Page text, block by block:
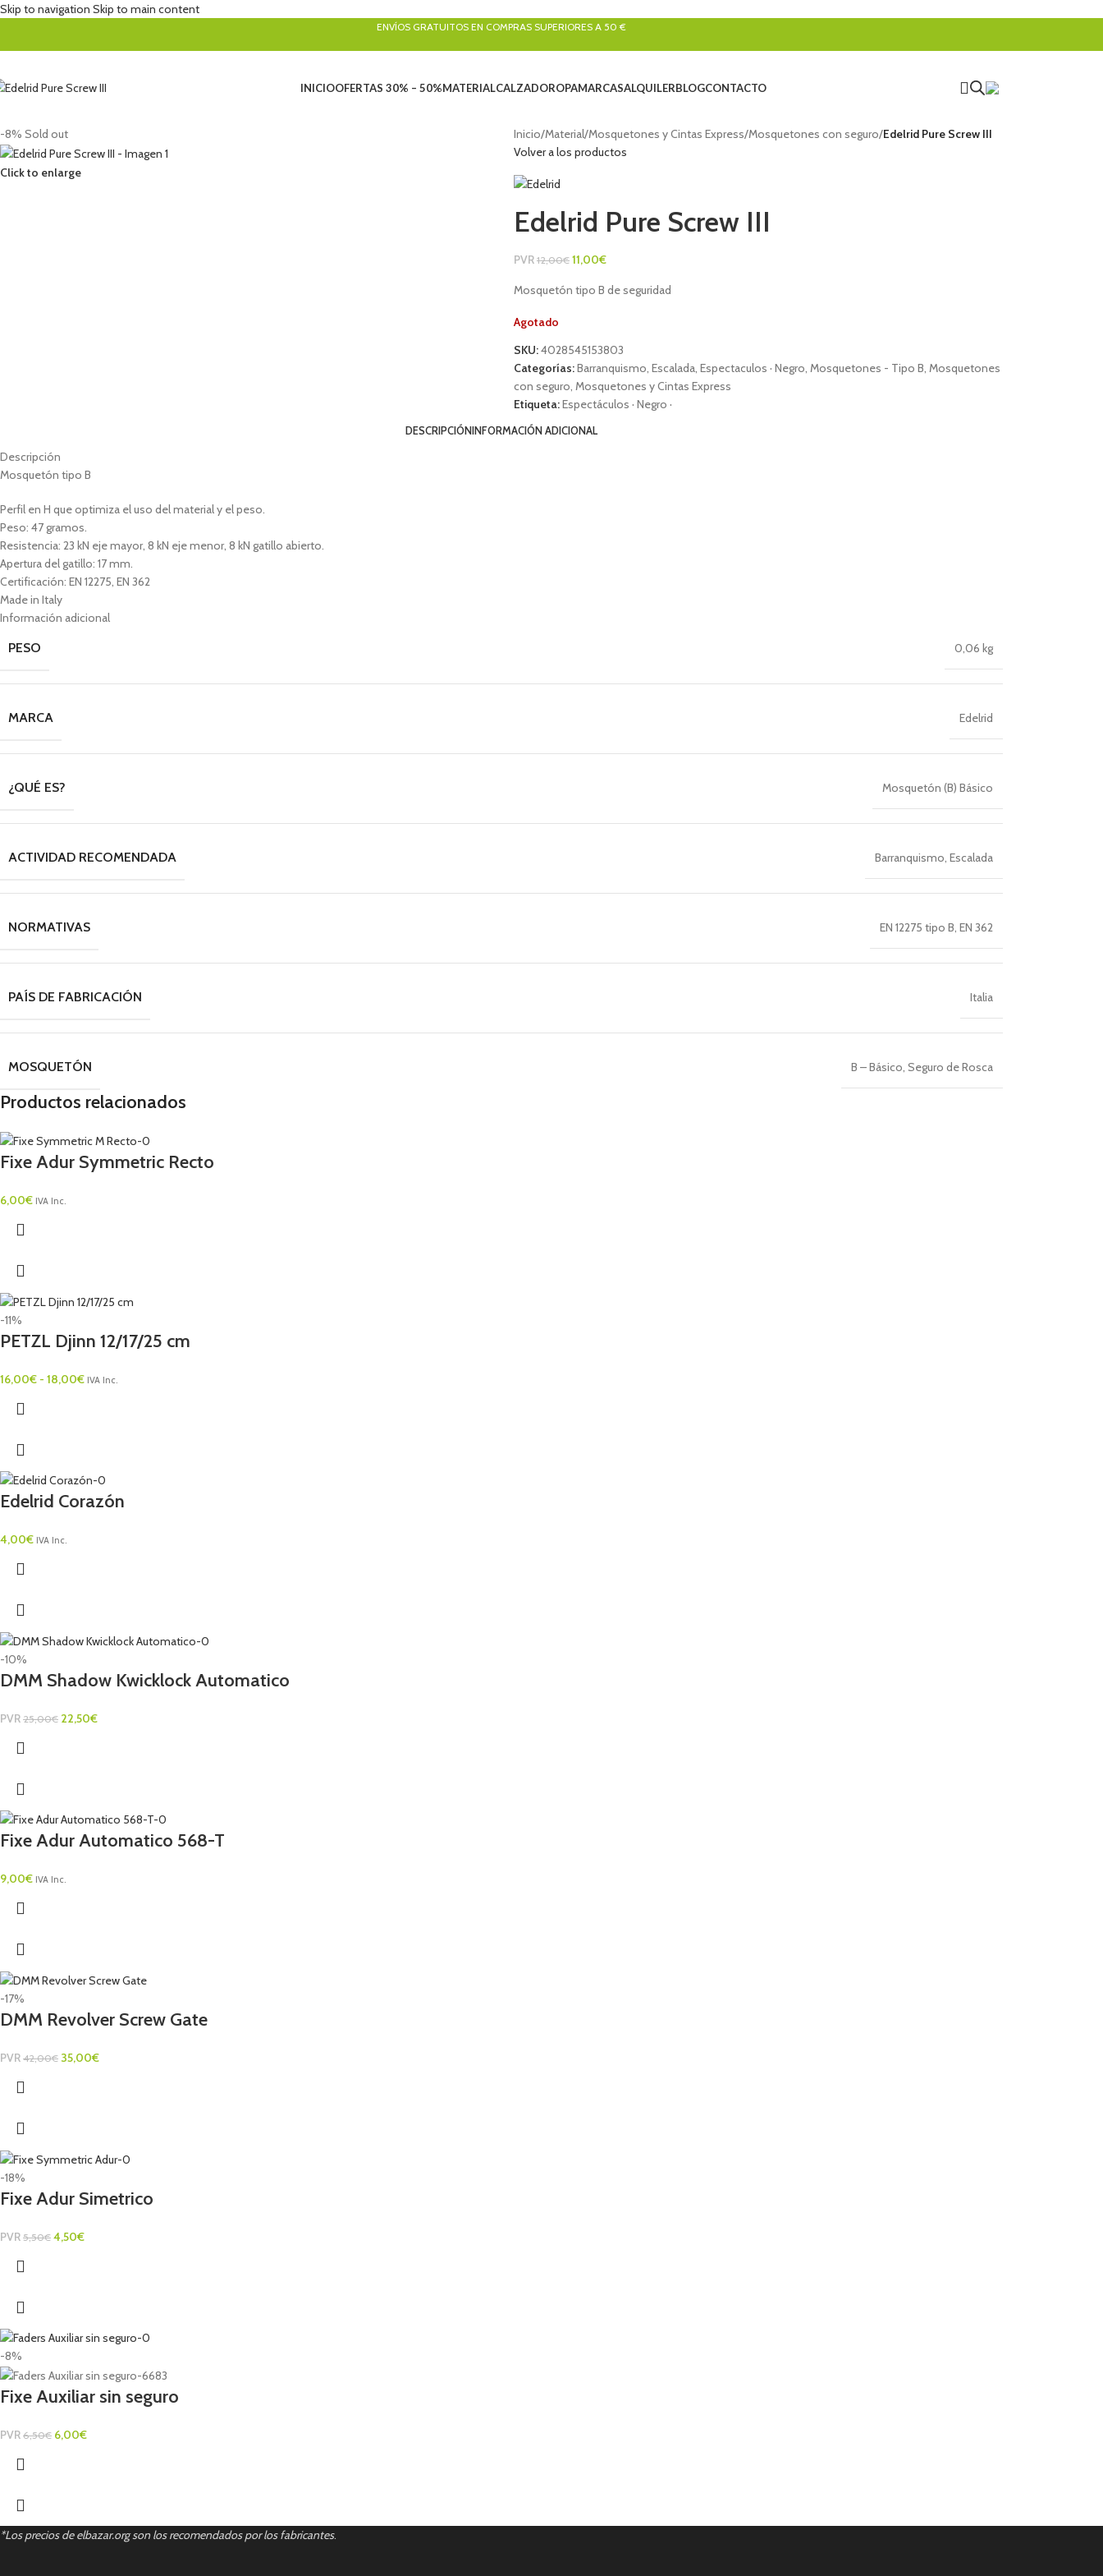
Skip to navigation Skip to main content
ENVÍOS GRATUITOS EN COMPRAS SUPERIORES A 50 €
INICIOOFERTAS 30% – 50%MATERIALCALZADOROPAMARCASALQUILERBLOGCONTACTO
-8% Sold out
Click to enlarge
Inicio/Material/Mosquetones y Cintas Express/Mosquetones con seguro/Edelrid Pure Screw III
Volver a los productos
Edelrid Pure Screw III
PVR 12,00€ 11,00€
Mosquetón tipo B de seguridad
Agotado
SKU:4028545153803
Categorías:Barranquismo Escalada, Espectaculos · Negro Mosquetones - Tipo B Mosquetones
con seguro Mosquetones y Cintas Express
Etiqueta:Espectáculos · Negro ·
DESCRIPCIÓNINFORMACIÓN ADICIONAL
Descripción
Mosquetón tipo B
Perfil en H que optimiza el uso del material y el peso.
Peso: 47 gramos.
Resistencia: 23 kN eje mayor, 8 kN eje menor, 8 kN gatillo abierto.
Apertura del gatillo: 17 mm.
Certificación: EN 12275, EN 362
Made in Italy
Información adicional
PESO 0,06 kg
MARCA Edelrid
¿QUÉ ES? Mosquetón (B) Básico
ACTIVIDAD RECOMENDADA Barranquismo Escalada
NORMATIVAS EN 12275 tipo B EN 362
PAÍS DE FABRICACIÓN Italia
MOSQUETÓN B – Básico Seguro de Rosca
Productos relacionados
Fixe Adur Symmetric Recto
6,00€ IVA Inc.
-11%
PETZL Djinn 12/17/25 cm
16,00€ - 18,00€ IVA Inc.
Edelrid Corazón
4,00€ IVA Inc.
-10%
DMM Shadow Kwicklock Automatico
PVR 25,00€ 22,50€
Fixe Adur Automatico 568-T
9,00€ IVA Inc.
-17%
DMM Revolver Screw Gate
PVR 42,00€ 35,00€
-18%
Fixe Adur Simetrico
PVR 5,50€ 4,50€
-8%
Fixe Auxiliar sin seguro
PVR 6,50€ 6,00€
*Los precios de elbazar.org son los recomendados por los fabricantes.